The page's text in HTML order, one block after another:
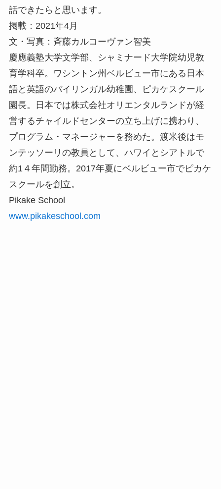
話できたらと思います。
掲載：2021年4月
文・写真：斉藤カルコーヴァン智美
慶應義塾大学文学部、シャミナード大学院幼児教
育学科卒。ワシントン州ベルビュー市にある日本
語と英語のバイリンガル幼稚園、ピカケスクール
園長。日本では株式会社オリエンタルランドが経
営するチャイルドセンターの立ち上げに携わり、
プログラム・マネージャーを務めた。渡米後はモ
ンテッソーリの教員として、ハワイとシアトルで
約1４年間勤務。2017年夏にベルビュー市でピカケ
スクールを創立。
Pikake School
www.pikakeschool.com